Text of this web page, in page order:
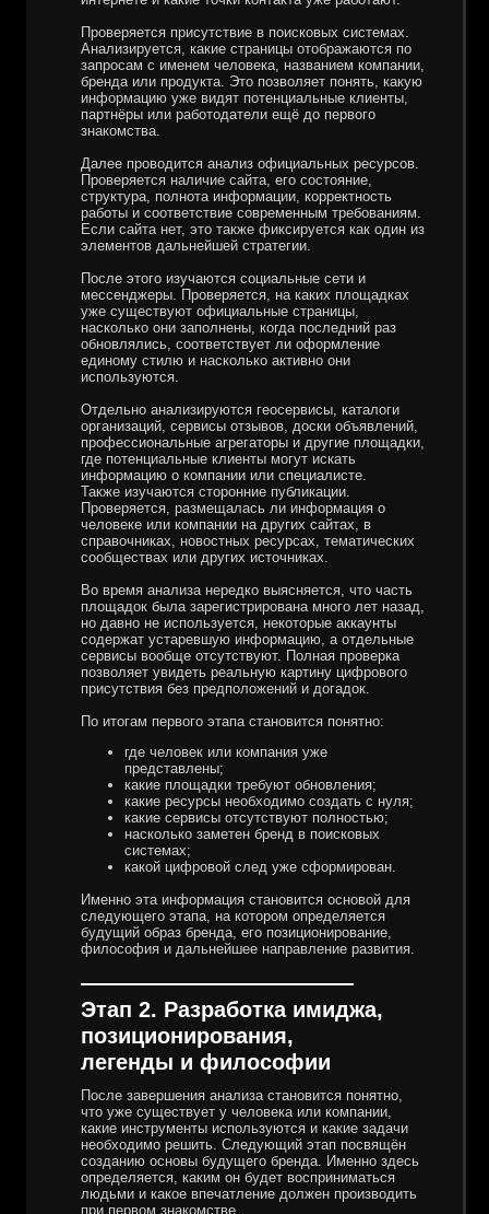
Проверяется присутствие в поисковых системах.
Анализируется, какие страницы отображаются по
запросам с именем человека, названием компании,
бренда или продукта. Это позволяет понять, какую
информацию уже видят потенциальные клиенты,
партнёры или работодатели ещё до первого
знакомства.
Далее проводится анализ официальных ресурсов.
Проверяется наличие сайта, его состояние,
структура, полнота информации, корректность
работы и соответствие современным требованиям.
Если сайта нет, это также фиксируется как один из
элементов дальнейшей стратегии.
После этого изучаются социальные сети и
мессенджеры. Проверяется, на каких площадках
уже существуют официальные страницы,
насколько они заполнены, когда последний раз
обновлялись, соответствует ли оформление
единому стилю и насколько активно они
используются.
Отдельно анализируются геосервисы, каталоги
организаций, сервисы отзывов, доски объявлений,
профессиональные агрегаторы и другие площадки,
где потенциальные клиенты могут искать
информацию о компании или специалисте.
Также изучаются сторонние публикации.
Проверяется, размещалась ли информация о
человеке или компании на других сайтах, в
справочниках, новостных ресурсах, тематических
сообществах или других источниках.
Во время анализа нередко выясняется, что часть
площадок была зарегистрирована много лет назад,
но давно не используется, некоторые аккаунты
содержат устаревшую информацию, а отдельные
сервисы вообще отсутствуют. Полная проверка
позволяет увидеть реальную картину цифрового
присутствия без предположений и догадок.
По итогам первого этапа становится понятно:
где человек или компания уже
представлены;
какие площадки требуют обновления;
какие ресурсы необходимо создать с нуля;
какие сервисы отсутствуют полностью;
насколько заметен бренд в поисковых
системах;
какой цифровой след уже сформирован.
Именно эта информация становится основой для
следующего этапа, на котором определяется
будущий образ бренда, его позиционирование,
философия и дальнейшее направление развития.
Этап 2. Разработка имиджа,
позиционирования,
легенды и философии
После завершения анализа становится понятно,
что уже существует у человека или компании,
какие инструменты используются и какие задачи
необходимо решить. Следующий этап посвящён
созданию основы будущего бренда. Именно здесь
определяется, каким он будет восприниматься
людьми и какое впечатление должен производить
при первом знакомстве.